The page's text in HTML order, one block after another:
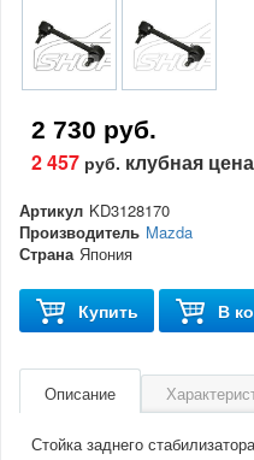
2 730 руб.
2 457 руб. клубная цена
Артикул KD3128170
Производитель Mazda
Страна Япония
Купить В
Описание
Стойка заднего